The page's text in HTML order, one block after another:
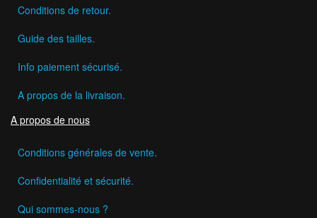
Conditions de retour.
Guide des tailles.
Info paiement sécurisé.
A propos de la livraison.
A propos de nous
Conditions générales de vente.
Confidentialité et sécurité.
Qui sommes-nous ?